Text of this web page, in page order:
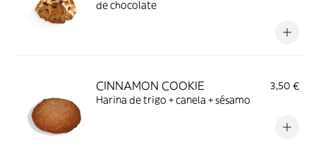
de chocolate
CINNAMON COOKIE
3,50 €
Harina de trigo + canela + sésamo